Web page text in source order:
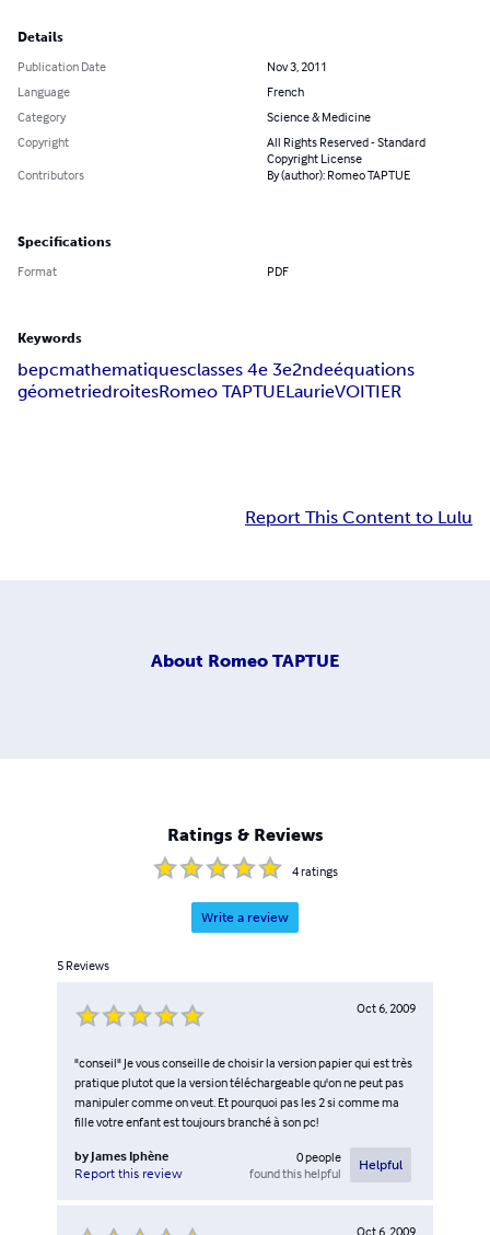
Details
Publication Date
Nov 3, 2011
Language
French
Category
Science & Medicine
Copyright
All Rights Reserved - Standard
Copyright License
Contributors
By (author): Romeo TAPTUE
Specifications
Format PDF
Keywords
bepcmathematiquesclasses 4e 3e2ndeéquations
géometriedroitesRomeo TAPTUELaurieVOITIER
Report This Content to Lulu
About Romeo TAPTUE
Ratings & Reviews
4ratings
Write a review
5 Reviews
Oct 6, 2009
"conseil" Je vous conseille de choisir la version papier qui est très
pratique plutot que la version téléchargeable qu'on ne peut pas
manipuler comme on veut. Et pourquoi pas les 2 si comme ma
fille votre enfant est toujours branché à son pc!
by James Iphène
Report this review
0people
found this helpful
Helpful
Oct 6, 2009